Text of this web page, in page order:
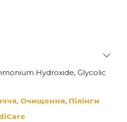
Hydroxide, Glycolic
Fruit Extract, Argania
Glycol Cocoate,
Gum, Chlorphenesin.
, Очищення, Пілінги